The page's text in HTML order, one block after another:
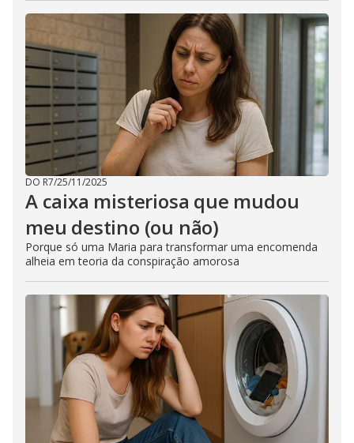
DO R7/25/11/2025
A caixa misteriosa que mudou
meu destino (ou não)
Porque só uma Maria para transformar uma encomenda
alheia em teoria da conspiração amorosa